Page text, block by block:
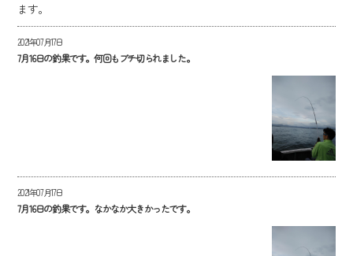
ます。
2021年07月17日
7月16日の釣果です。何回もブチ切られました。
2021年07月17日
7月16日の釣果です。なかなか大きかったです。